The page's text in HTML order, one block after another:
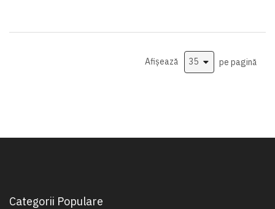
Afișează pe pagină
Categorii Populare